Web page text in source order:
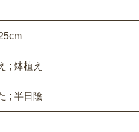
; 鉢植え
; 半日陰